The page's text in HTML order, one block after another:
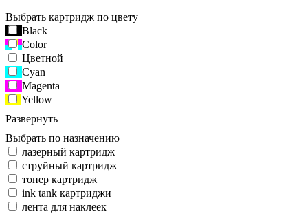
Выбрать картридж по цвету
Black
Color
Цветной
Cyan
Magenta
Yellow
Развернуть
Выбрать по назначению
лазерный картридж
струйный картридж
тонер картридж
ink tank картриджи
лента для наклеек